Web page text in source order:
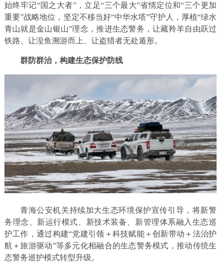
始终牢记“国之大者”，立足“三个最大”省情定位和“三个更加
重要”战略地位，坚定不移当好“中华水塔”守护人，厚植“绿水
青山就是金山银山”理念，推进生态警务，让藏羚羊自由跃过
铁路、让湟鱼溯游而上、让盗猎者无处遁形。
群防群治，构建生态保护防线
青海公安机关持续加大生态环境保护宣传引导，将新警
务理念、新运行模式、新技术装备、新管理体系融入生态巡
护工作，通过构建“党建引领＋科技赋能＋创新带动＋法治护
航＋旅游驱动”等多元化相融合的生态警务模式，推动传统生
态警务巡护模式转型升级。